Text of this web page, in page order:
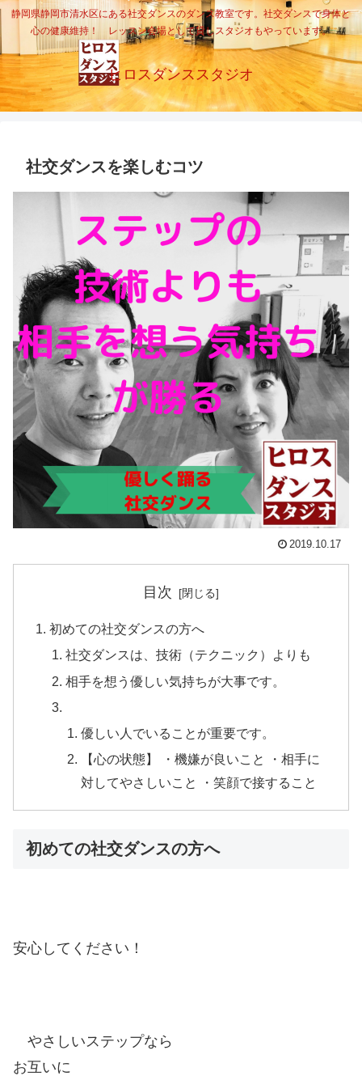
静岡県静岡市清水区にある社交ダンスのダンス教室です。社交ダンスで身体と
心の健康維持！ レッスン会場として貸しスタジオもやっています。
ヒロスダンススタジオ
社交ダンスを楽しむコツ
2019.10.17
目次
初めての社交ダンスの方へ
社交ダンスは、技術（テクニック）よりも
相手を想う優しい気持ちが大事です。
優しい人でいることが重要です。
【心の状態】 ・機嫌が良いこと ・相手に
対してやさしいこと ・笑顔で接すること
初めての社交ダンスの方へ
安心してください！
やさしいステップなら
お互いに